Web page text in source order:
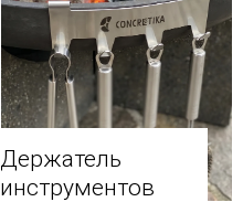
Держатель
инструментов